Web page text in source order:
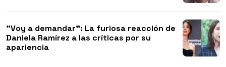
"Voy a demandar": La furiosa reacción de
Daniela Ramírez a las críticas por su
apariencia